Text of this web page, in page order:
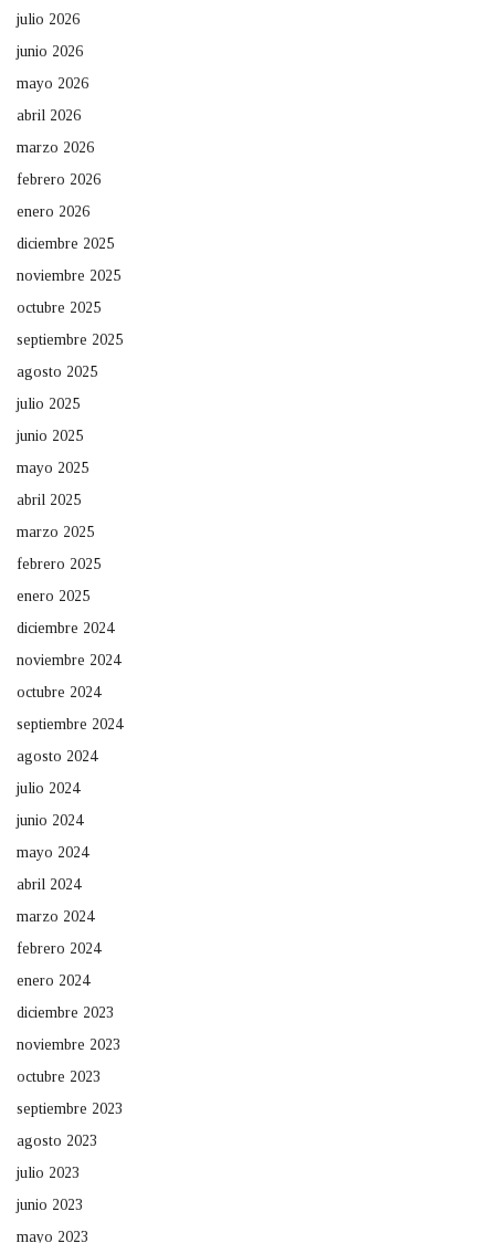
julio 2026
junio 2026
mayo 2026
abril 2026
marzo 2026
febrero 2026
enero 2026
diciembre 2025
noviembre 2025
octubre 2025
septiembre 2025
agosto 2025
julio 2025
junio 2025
mayo 2025
abril 2025
marzo 2025
febrero 2025
enero 2025
diciembre 2024
noviembre 2024
octubre 2024
septiembre 2024
agosto 2024
julio 2024
junio 2024
mayo 2024
abril 2024
marzo 2024
febrero 2024
enero 2024
diciembre 2023
noviembre 2023
octubre 2023
septiembre 2023
agosto 2023
julio 2023
junio 2023
mayo 2023